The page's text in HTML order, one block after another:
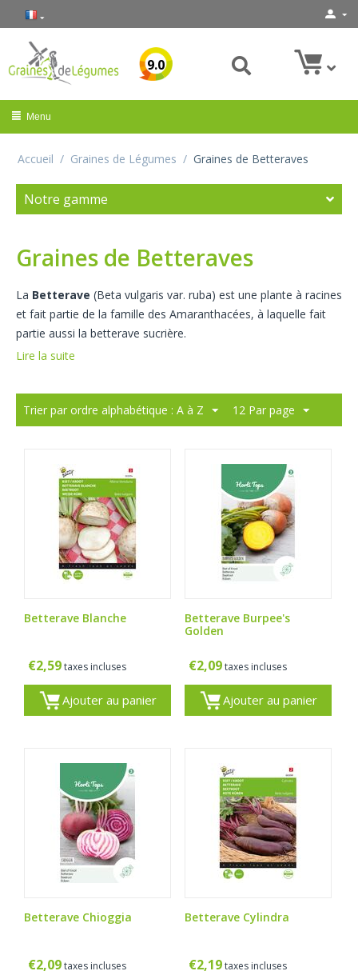
9.0
Menu
Accueil / Graines de Légumes / Graines de Betteraves
Notre gamme
Graines de Betteraves
La Betterave (Beta vulgaris var. ruba) est une plante à racines
et fait partie de la famille des Amaranthacées, à laquelle fait
partie aussi la betterave sucrière.
Lire la suite
Trier par ordre alphabétique : A à Z 12 Par page
Betterave Blanche
€2,59taxes incluses
Ajouter au panier
Betterave Burpee's
Golden
€2,09 taxes incluses
Ajouter au panier
Betterave Chioggia
€2,09taxes incluses
Betterave Cylindra
€2,19 taxes incluses